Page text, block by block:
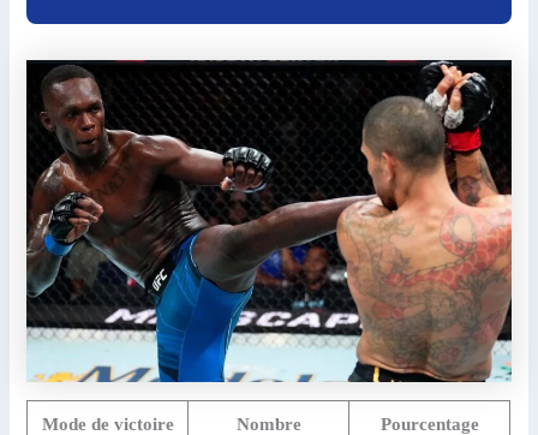
Mode de victoire Nombre Pourcentage